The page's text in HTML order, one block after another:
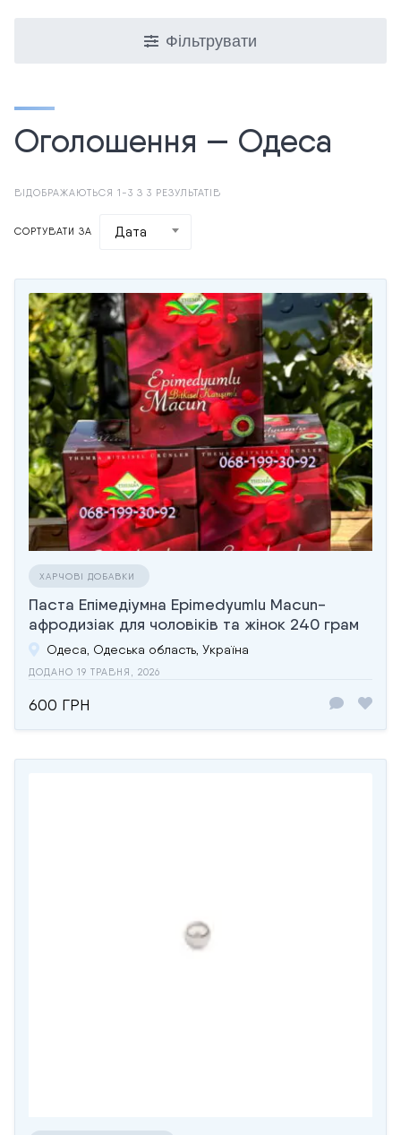
Фільтрувати
Оголошення — Одеса
ВІДОБРАЖАЮТЬСЯ 1-3 З 3 РЕЗУЛЬТАТІВ
СОРТУВАТИ ЗА Дата
ХАРЧОВІ ДОБАВКИ
Паста Епімедіумна Epimedyumlu Macun-
афродизіак для чоловіків та жінок 240 грам
Одеса, Одеська область, Україна
ДОДАНО 19 ТРАВНЯ, 2026
600 ГРН